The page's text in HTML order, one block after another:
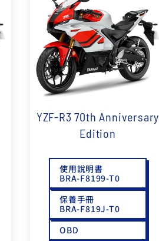
YZF-R3 70th Anniversary
Edition
使用說明書
BRA-F8199-T0
保養手冊
BRA-F819J-T0
OBD